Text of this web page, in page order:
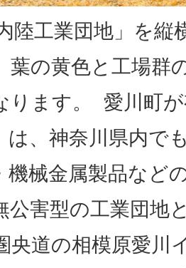
陸工業団地」を
葉の黄色と工場群
ります。 愛川町
は、神奈川県内で
機械金属製品など
公害型の工業団地
央道の相模原愛川